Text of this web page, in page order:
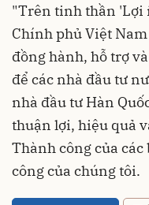
"Trên tinh thần 'Lợi
Chính phủ Việt
đồng hành, hỗ trợ
để các nhà đầu tư
nhà đầu tư Hàn
thuận lợi, hiệu quả
Thành công của
công của chúng tôi.